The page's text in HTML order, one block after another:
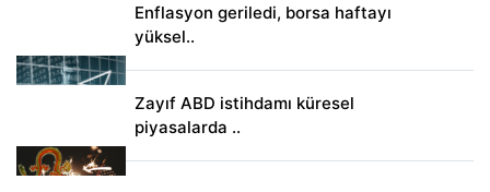
Enflasyon geriledi, borsa haftayı
yüksel..
Zayıf ABD istihdamı küresel
piyasalarda ..